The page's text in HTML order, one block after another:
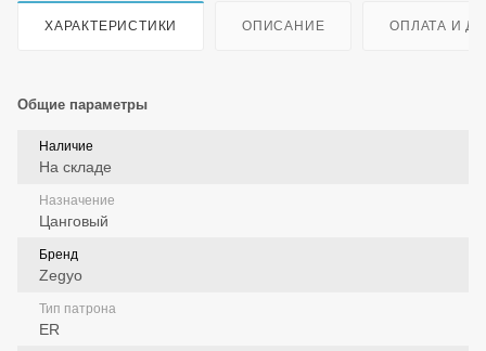
ХАРАКТЕРИСТИКИ ОПИСАНИЕ ОПЛАТА И
Общие параметры
Наличие
На складе
Назначение
Цанговый
Бренд
Zegyo
Тип патрона
ER